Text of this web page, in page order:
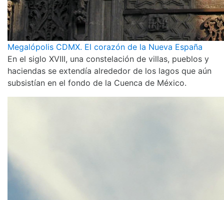
Megalópolis CDMX. El corazón de la Nueva España
En el siglo XVIII, una constelación de villas, pueblos y
haciendas se extendía alrededor de los lagos que aún
subsistían en el fondo de la Cuenca de México.